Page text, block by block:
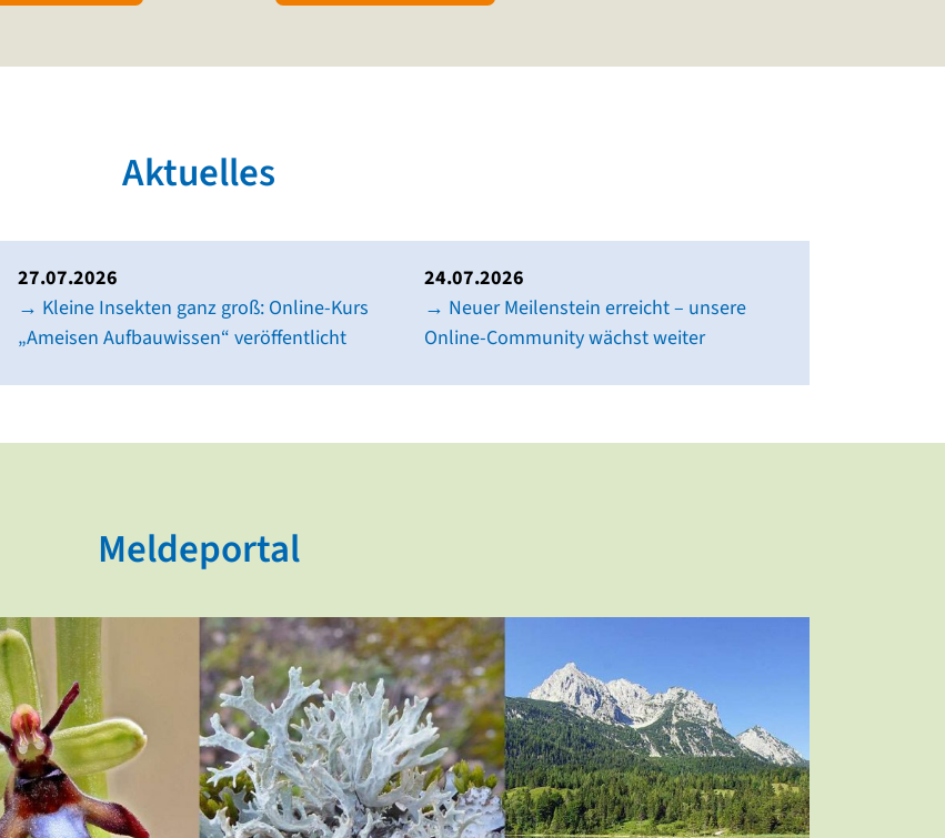
Aktuelles
27.07.2026
→ Kleine Insekten ganz groß: Online-Kurs
„Ameisen Aufbauwissen“ veröffentlicht
24.07.2026
→ Neuer Meilenstein erreicht – unsere
Online-Community wächst weiter
Meldeportal